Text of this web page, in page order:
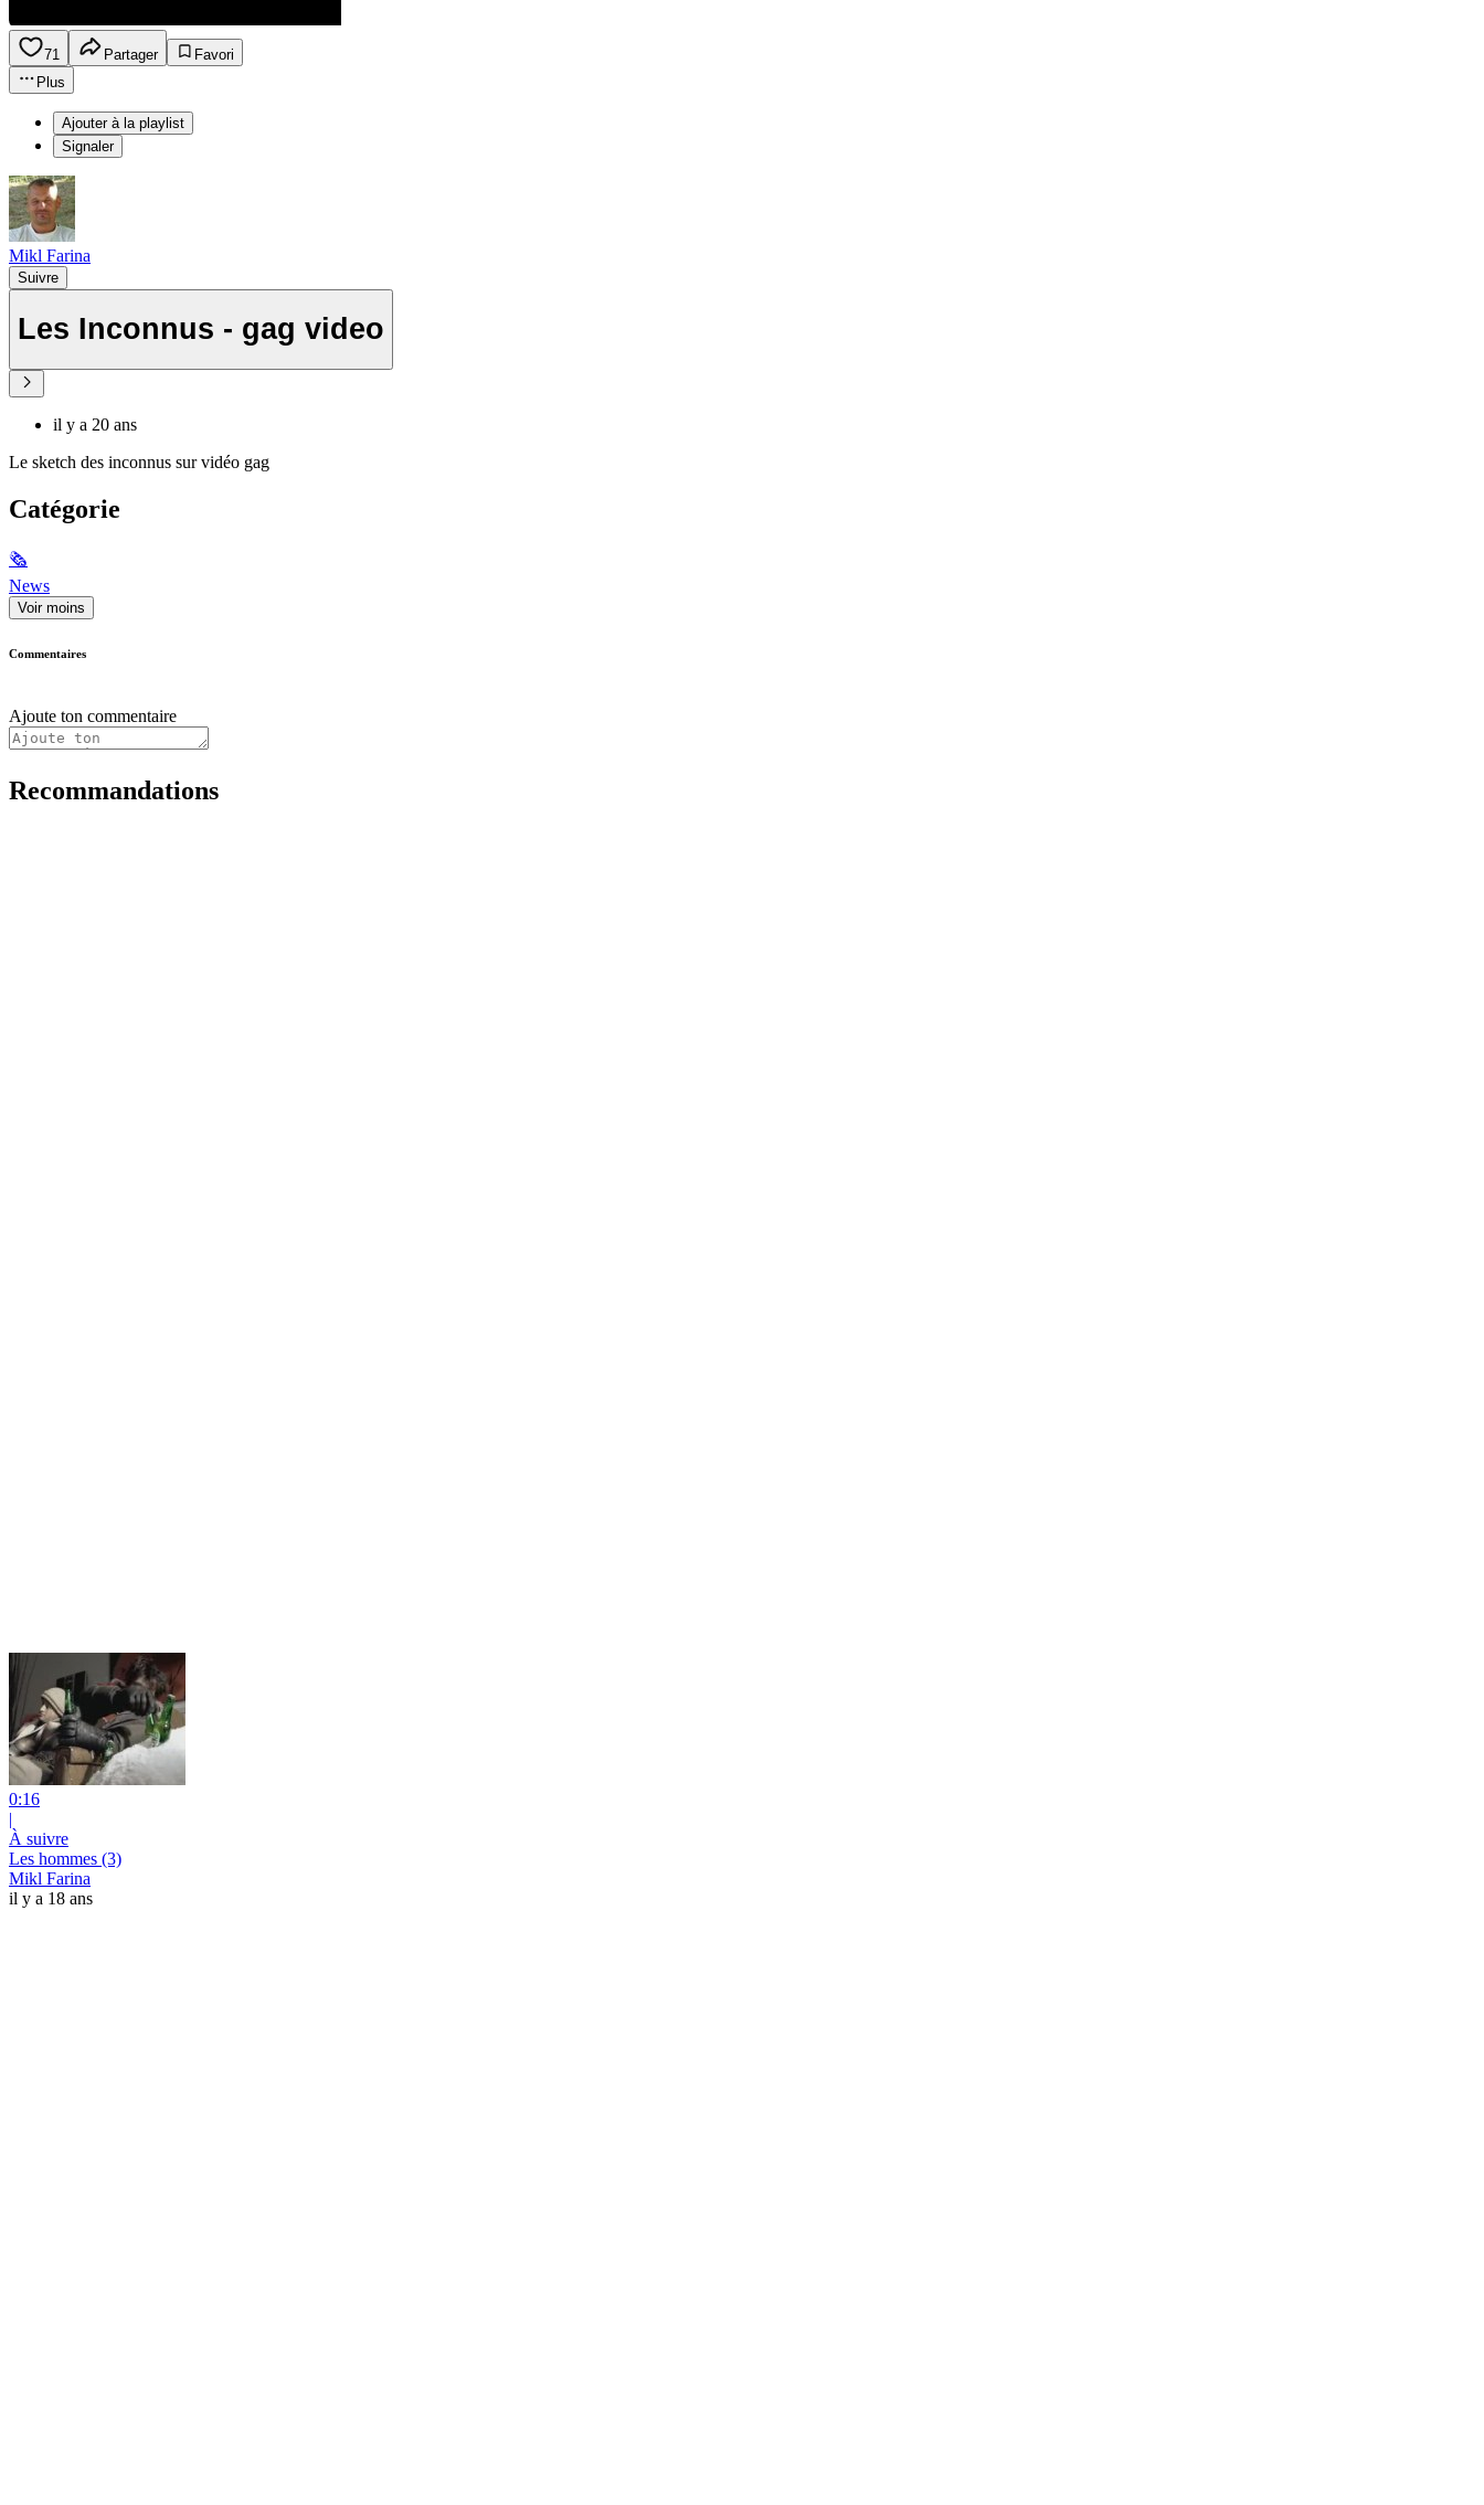
71 Partager
Favori
Plus
Ajouter à la playlist
Signaler
Mikl Farina
Suivre
Les Inconnus - gag video
il y a 20 ans
Le sketch des inconnus sur vidéo gag
Catégorie
🗞
News
Voir moins
Commentaires
Ajoute ton commentaire
Recommandations
0:16
|
À suivre
Les hommes (3)
Mikl Farina
il y a 18 ans